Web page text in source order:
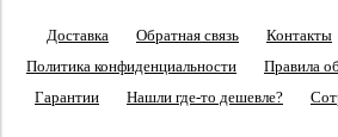
Доставка Обратная связь Контакты
Политика конфиденциальности
Правила
Гарантии
Нашли где-то дешевле?